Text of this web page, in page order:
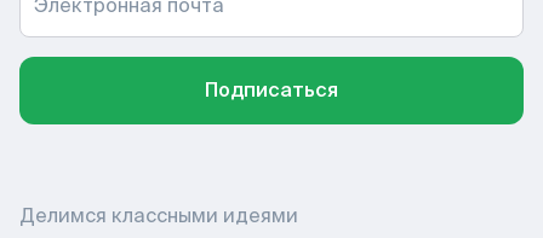
Электронная почта
Подписаться
Делимся классными идеями